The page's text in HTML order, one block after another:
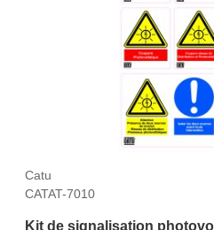
Catu
CATAT-7010
Kit de signalisation